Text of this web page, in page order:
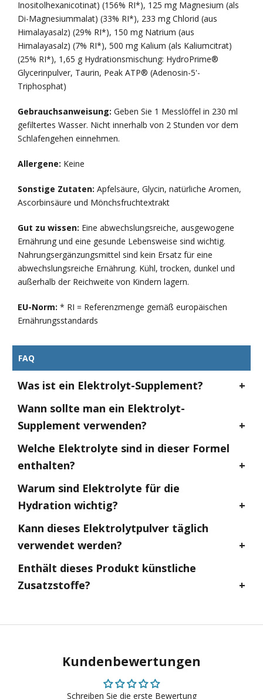
Inositolhexanicotinat) (156% RI*), 125 mg Magnesium (als
Di-Magnesiummalat) (33% RI*), 233 mg Chlorid (aus
Himalayasalz) (29% RI*), 150 mg Natrium (aus
Himalayasalz) (7% RI*), 500 mg Kalium (als Kaliumcitrat)
(25% RI*), 1,65 g Hydrationsmischung: HydroPrime®
Glycerinpulver, Taurin, Peak ATP® (Adenosin-5'-
Triphosphat)
Gebrauchsanweisung: Geben Sie 1 Messlöffel in 230 ml
gefiltertes Wasser. Nicht innerhalb von 2 Stunden vor dem
Schlafengehen einnehmen.
Allergene: Keine
Sonstige Zutaten: Apfelsäure, Glycin, natürliche Aromen,
Ascorbinsäure und Mönchsfruchtextrakt
Gut zu wissen: Eine abwechslungsreiche, ausgewogene
Ernährung und eine gesunde Lebensweise sind wichtig.
Nahrungsergänzungsmittel sind kein Ersatz für eine
abwechslungsreiche Ernährung. Kühl, trocken, dunkel und
außerhalb der Reichweite von Kindern lagern.
EU-Norm: * RI = Referenzmenge gemäß europäischen
Ernährungsstandards
FAQ
Was ist ein Elektrolyt-Supplement?
Wann sollte man ein Elektrolyt-
Supplement verwenden?
Welche Elektrolyte sind in dieser Formel
enthalten?
Warum sind Elektrolyte für die
Hydration wichtig?
Kann dieses Elektrolytpulver täglich
verwendet werden?
Enthält dieses Produkt künstliche
Zusatzstoffe?
Kundenbewertungen
Schreiben Sie die erste Bewertung